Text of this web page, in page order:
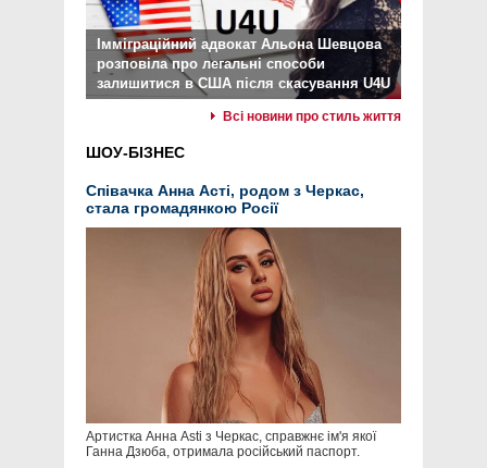
Імміграційний адвокат Альона Шевцова
розповіла про легальні способи
залишитися в США після скасування U4U
Всі новини про стиль життя
ШОУ-БІЗНЕС
Співачка Анна Асті, родом з Черкас,
стала громадянкою Росії
Артистка Анна Asti з Черкас, справжнє ім'я якої
Ганна Дзюба, отримала російський паспорт.